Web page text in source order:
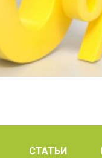
СТАТЬИ